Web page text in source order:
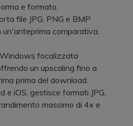
e formato.
file JPG, PNG e BMP
comparativa,
focalizzata
un upscaling fino a
prima del download.
iOS, gestisce formati JPG,
massimo di 4x e